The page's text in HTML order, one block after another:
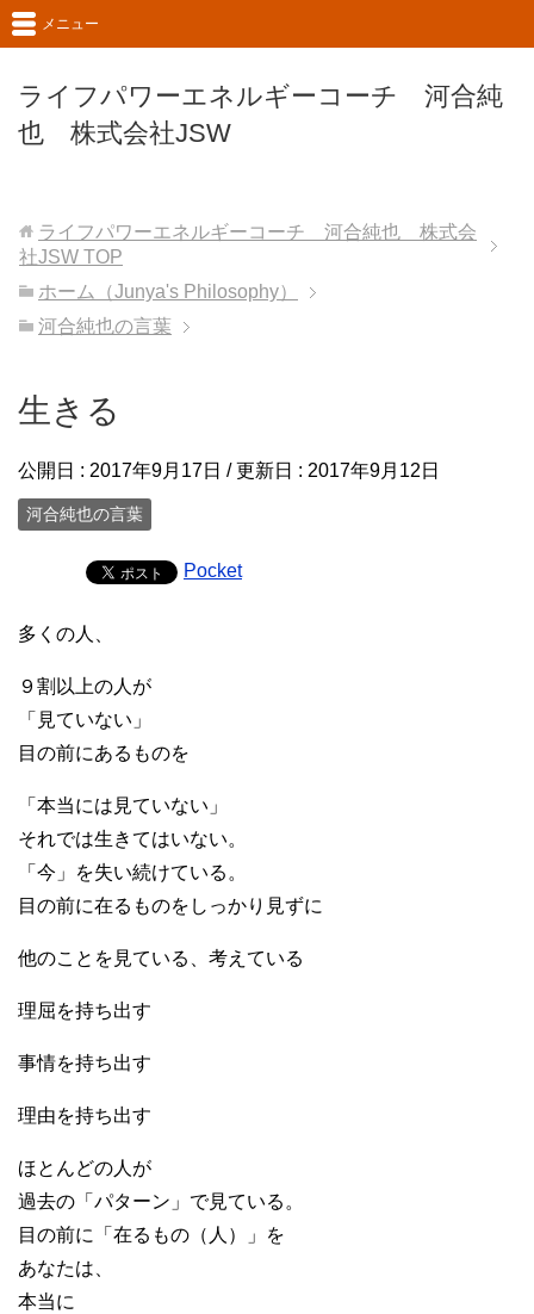
ライフパワーエネルギーコーチ 河合純
也 株式会社JSW
メニュー
ライフパワーエネルギーコーチ 河合純也 株式会
社JSW TOP
ホーム（Junya's Philosophy）
河合純也の言葉
生きる
公開日 : 2017年9月17日 / 更新日 : 2017年9月12日
河合純也の言葉
Pocket
多くの人、
９割以上の人が
「見ていない」
目の前にあるものを
「本当には見ていない」
それでは生きてはいない。
「今」を失い続けている。
目の前に在るものをしっかり見ずに
他のことを見ている、考えている
理屈を持ち出す
事情を持ち出す
理由を持ち出す
ほとんどの人が
過去の「パターン」で見ている。
目の前に「在るもの（人）」を
あなたは、
本当に